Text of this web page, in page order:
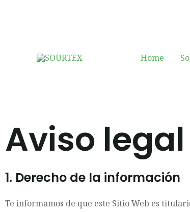
Home
Aviso legal
1. Derecho de la información
Te informamos de que este Sitio Web es